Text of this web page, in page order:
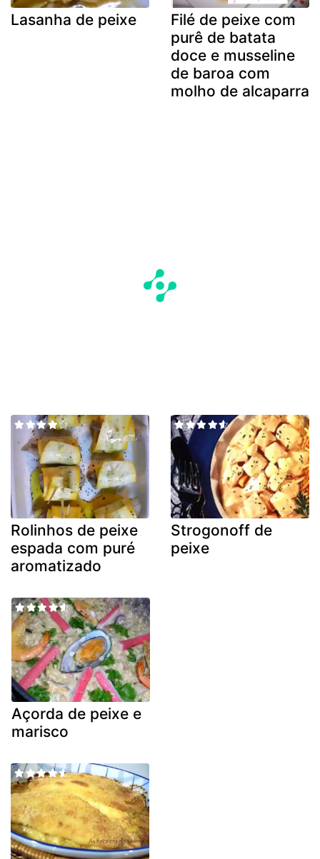
Lasanha de peixe
Filé de peixe com
purê de batata
doce e musseline
de baroa com
molho de alcaparra
Rolinhos de peixe
espada com puré
aromatizado
Strogonoff de
peixe
Açorda de peixe e
marisco